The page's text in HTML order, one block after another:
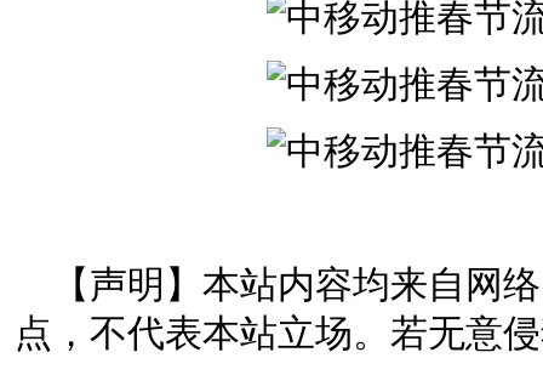
【声明】本站内容均来自网
点，不代表本站立场。若无意